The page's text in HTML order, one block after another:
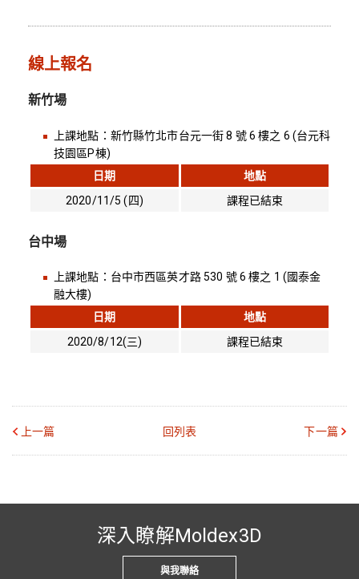
線上報名
新竹場
上課地點：新竹縣竹北市台元一街 8 號 6 樓之 6 (台元科
技園區P棟)
日期
地點
2020/11/5 (四)
課程已結束
台中場
上課地點：台中市西區英才路 530 號 6 樓之 1 (國泰金
融大樓)
日期
地點
2020/8/12(三)
課程已結束
上一篇 回列表 下一篇
深入瞭解Moldex3D
與我聯絡